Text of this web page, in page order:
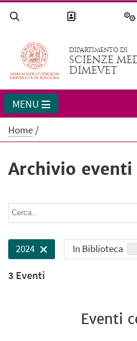
DIPARTIMENTO DI
SCIENZE
DIMEVET
MENU
Home
Archivio eventi
2024 In Biblioteca
3 Eventi
Eventi